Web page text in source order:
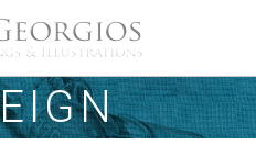
IN